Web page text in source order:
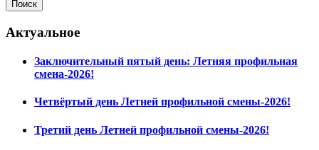
Актуальное
Заключительный пятый день: Летняя профильная
смена-2026!
Четвёртый день Летней профильной смены-2026!
Третий день Летней профильной смены-2026!